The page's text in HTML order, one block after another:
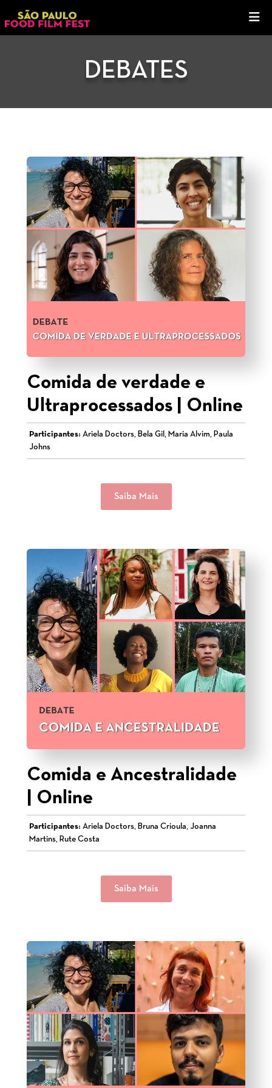
DEBATES
Comida de verdade e
Ultraprocessados | Online
Participantes: Ariela Doctors, Bela Gil, Maria Alvim, Paula
Johns
Saiba Mais
Comida e Ancestralidade
| Online
Participantes: Ariela Doctors, Bruna Crioula, Joanna
Martins, Rute Costa
Saiba Mais